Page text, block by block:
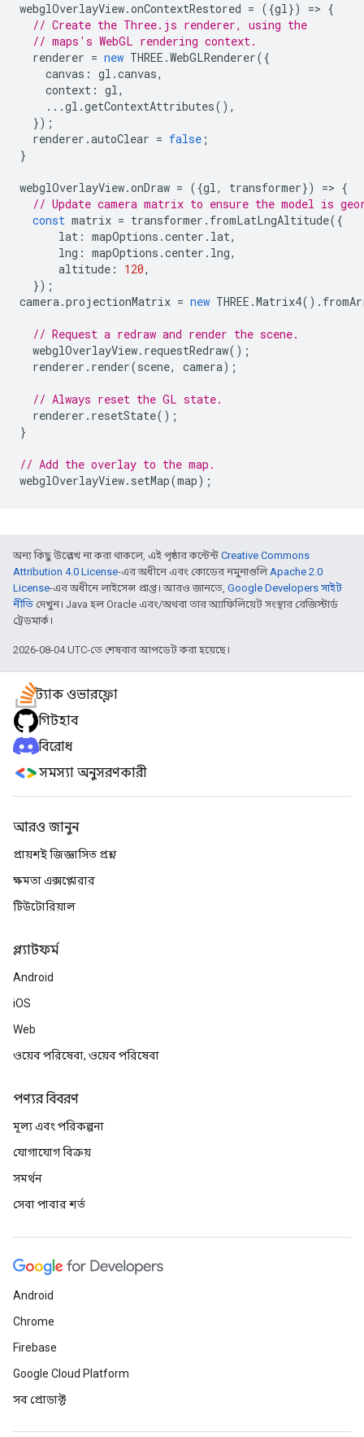
webglOverlayView.onContextRestored = ({gl}) => {
// Create the Three.js renderer, using the
// maps's WebGL rendering context.
renderer = new THREE .WebGLRenderer({
canvas : gl .canvas,
context : gl,
...gl .getContextAttributes(),
});
renderer .autoClear = false ;
}
webglOverlayView.onDraw = ({gl, transformer}) => {
// Update camera matrix to ensure the model is
const matrix = transformer . fromLatLngAltitude({
lat : mapOptions .center . lat,
lng : mapOptions .center . lng,
altitude : 120,
});
camera.projectionMatrix = new THREE .Matrix4().
// Request a redraw and render the scene.
webglOverlayView. requestRedraw();
renderer . render(scene, camera);
// Always reset the GL state.
renderer . resetState();
}
// Add the overlay to the map.
webglOverlayView. setMap(map);
অন্য কিছু উল্লেখ না করা থাকলে, এই পৃষ্ঠার কন্টেন্ট Creative Commons
Attribution 4.0 License-এর অধীনে এবং কোডের নমুনাগুলিApache 2.0
License-এর অধীনে লাইসেন্স প্রাপ্ত। আরও জানতে, Google Developers সাইট
নীতি দেখুন। Java হল Oracle এবং/অথবা তার অ্যাফিলিয়েট সংস্থার রেজিস্টার্ড
ট্রেডমার্ক।
2026-08-04 UTC-তে শেষবার আপডেট করা হয়েছে।
স্ট্যাক ওভারফ্লো
গিটহাব
বিরোধ
সমস্যা অনুসরণকারী
আরও জানুন
প্রায়শই জিজ্ঞাসিত প্রশ্ন
ক্ষমতা এক্সপ্লোরার
টিউটোরিয়াল
প্ল্যাটফর্ম
Android
iOS
Web
ওয়েব পরিষেবা, ওয়েব পরিষেবা
পণ্যর বিবরণ
মূল্য এবং পরিকল্পনা
যোগাযোগ বিক্রয়
সমর্থন
সেবা পাবার শর্ত
Android
Chrome
Firebase
Google Cloud Platform
সব প্রোডাক্ট